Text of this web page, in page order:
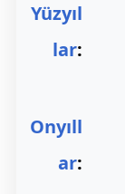
Yüzyıl
lar:
Onyıll
ar: